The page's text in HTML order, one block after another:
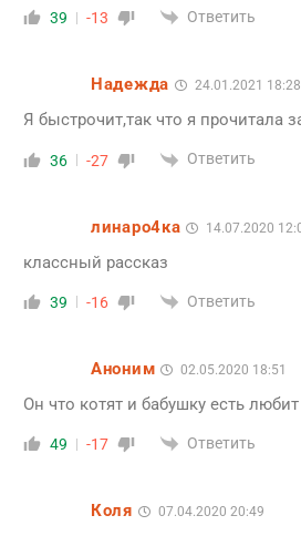
39 -13 Ответить
Надежда 24.01.2021 18:28
Я быстрочит,так что я прочитала
36 -27 Ответить
линаро4ка 14.07.2020
классный рассказ
39 -16 Ответить
Аноним 02.05.2020 18:51
Он что котят и бабушку есть любит
49 -17 Ответить
Коля 07.04.2020 20:49